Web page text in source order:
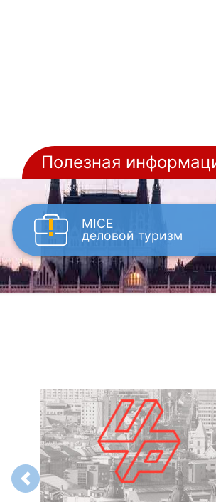
Полезная
MICE
деловой туризм
Previous